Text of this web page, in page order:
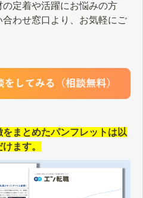
定着や活躍にお悩みの方
わせ窓口より、お気軽にご
まとめたパンフレットは以
ます。